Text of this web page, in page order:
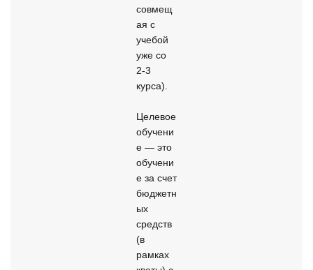
совмещ
ая с
учебой
уже со
2-3
курса).
Целевое
обучени
е — это
обучени
е за счет
бюджетн
ых
средств
(в
рамках